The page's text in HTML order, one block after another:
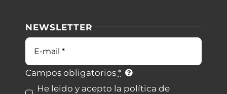
Blog
Contacto
Condiciones de uso
Ley de cookies
NEWSLETTER
Correo
electrónico
Campos obligatorios *
He leido y acepto la política de